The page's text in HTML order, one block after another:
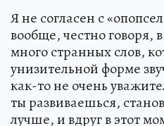
Я не согласен с
вообще, честно говоря,
много странных слов,
унизительной форме
как-то не очень
ты развиваешься,
лучше, и вдруг в этот